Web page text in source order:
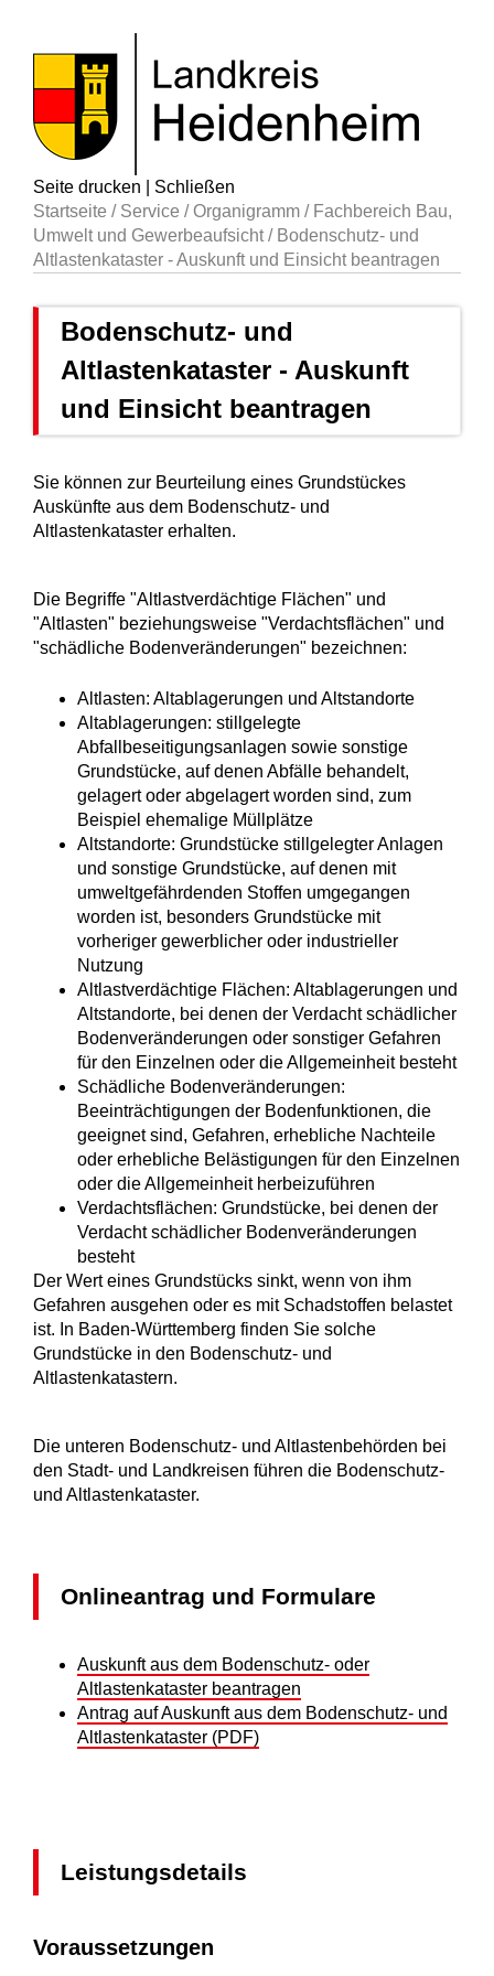
Seite drucken
Schließen
Startseite / Service /Organigramm / Fachbereich Bau,
Umwelt und Gewerbeaufsicht/ Bodenschutz- und
Altlastenkataster - Auskunft und Einsicht beantragen
Bodenschutz- und
Altlastenkataster - Auskunft
und Einsicht beantragen
Sie können zur Beurteilung eines Grundstückes
Auskünfte aus dem Bodenschutz- und
Altlastenkataster erhalten.
Die Begriffe "Altlastverdächtige Flächen" und
"Altlasten" beziehungsweise "Verdachtsflächen" und
"schädliche Bodenveränderungen" bezeichnen:
Altlasten: Altablagerungen und Altstandorte
Altablagerungen: stillgelegte
Abfallbeseitigungsanlagen sowie sonstige
Grundstücke, auf denen Abfälle behandelt,
gelagert oder abgelagert worden sind, zum
Beispiel ehemalige Müllplätze
Altstandorte: Grundstücke stillgelegter Anlagen
und sonstige Grundstücke, auf denen mit
umweltgefährdenden Stoffen umgegangen
worden ist, besonders Grundstücke mit
vorheriger gewerblicher oder industrieller
Nutzung
Altlastverdächtige Flächen: Altablagerungen und
Altstandorte, bei denen der Verdacht schädlicher
Bodenveränderungen oder sonstiger Gefahren
für den Einzelnen oder die Allgemeinheit besteht
Schädliche Bodenveränderungen:
Beeinträchtigungen der Bodenfunktionen, die
geeignet sind, Gefahren, erhebliche Nachteile
oder erhebliche Belästigungen für den Einzelnen
oder die Allgemeinheit herbeizuführen
Verdachtsflächen: Grundstücke, bei denen der
Verdacht schädlicher Bodenveränderungen
besteht
Der Wert eines Grundstücks sinkt, wenn von ihm
Gefahren ausgehen oder es mit Schadstoffen belastet
ist. In Baden-Württemberg finden Sie solche
Grundstücke in den Bodenschutz- und
Altlastenkatastern.
Die unteren Bodenschutz- und Altlastenbehörden bei
den Stadt- und Landkreisen führen die Bodenschutz-
und Altlastenkataster.
Onlineantrag und Formulare
Auskunft aus dem Bodenschutz- oder
Altlastenkataster beantragen
Antrag auf Auskunft aus dem Bodenschutz- und
Altlastenkataster (PDF)
Leistungsdetails
Voraussetzungen